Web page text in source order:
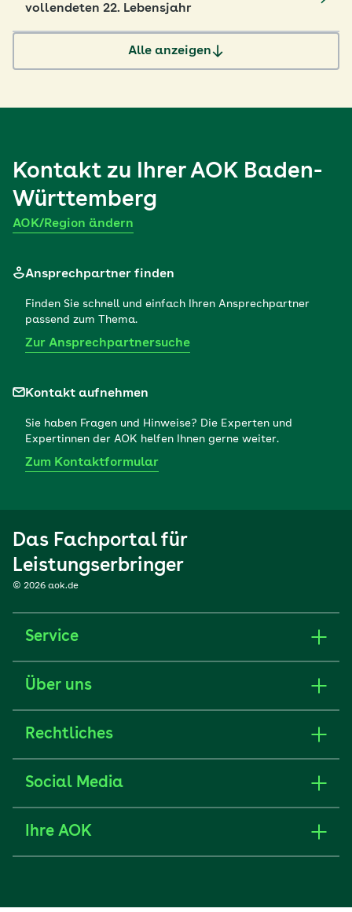
vollendeten 22. Lebensjahr
Alle anzeigen
Kontakt zu IhrerAOK Baden-
Württemberg
AOK/Region ändern
Ansprechpartner finden
Finden Sie schnell und einfach Ihren Ansprechpartner
passend zum Thema.
Zur Ansprechpartnersuche
Kontakt aufnehmen
Sie haben Fragen und Hinweise? Die Experten und
Expertinnen der AOK helfen Ihnen gerne weiter.
Zum Kontaktformular
Das Fachportal für
Leistungserbringer
© 2026 aok.de
Service
Über uns
Rechtliches
Social Media
Ihre AOK